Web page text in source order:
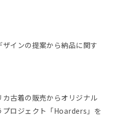
インの提案から納品に関す
古着の販売からオリジナル
プロジェクト「Hoarders」を